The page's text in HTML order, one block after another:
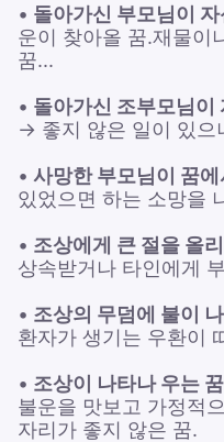
• 돌아가신 부모님이
운이 찾아올 꿈.재물이
꿈...
• 돌아가신 조부모님이
→ 좋지 않은 일이 있으
• 사망한 부모님이 꿈
있었으면 하는 소망을
• 조상에게 큰 절을 올
상속받거나 타인에게
• 조상의 무덤에 불이
환자가 생기는 우환이
• 조상이 나타나 우는 꿈
불운을 맛보고 가정적
자리가 좋지 않은 꿈.